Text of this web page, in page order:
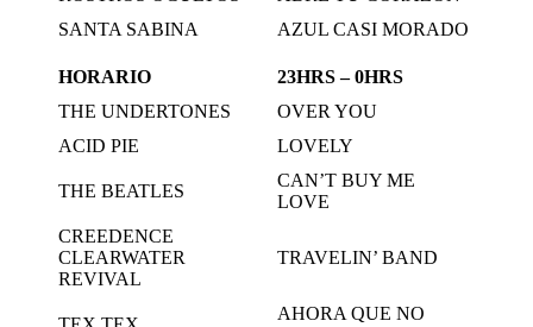
SANTA SABINA
AZUL CASI MORADO
HORARIO
23HRS – 0HRS
THE UNDERTONES
OVER YOU
ACID PIE
LOVELY
THE BEATLES
CAN’T BUY ME
LOVE
CREEDENCE
CLEARWATER
REVIVAL
TRAVELIN’ BAND
AHORA QUE NO